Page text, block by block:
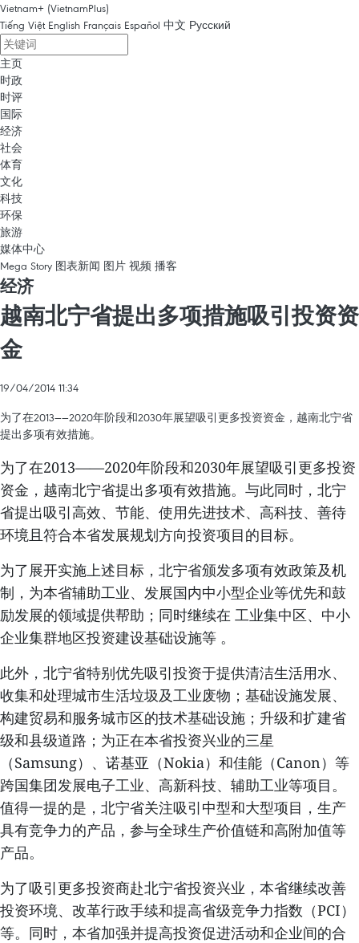
Vietnam+ (VietnamPlus)
Tiếng Việt English Français Español 中文 Русский
主页
时政
时评
国际
经济
社会
体育
文化
科技
环保
旅游
媒体中心
Mega Story 图表新闻 图片 视频 播客
经济
越南北宁省提出多项措施吸引投资资
金
19/04/2014 11:34
为了在2013——2020年阶段和2030年展望吸引更多投资资金，越南北宁省
提出多项有效措施。
为了在2013——2020年阶段和2030年展望吸引更多投资
资金，越南北宁省提出多项有效措施。与此同时，北宁
省提出吸引高效、节能、使用先进技术、高科技、善待
环境且符合本省发展规划方向投资项目的目标。
为了展开实施上述目标，北宁省颁发多项有效政策及机
制，为本省辅助工业、发展国内中小型企业等优先和鼓
励发展的领域提供帮助；同时继续在 工业集中区、中小
企业集群地区投资建设基础设施等 。
此外，北宁省特别优先吸引投资于提供清洁生活用水、
收集和处理城市生活垃圾及工业废物；基础设施发展、
构建贸易和服务城市区的技术基础设施；升级和扩建省
级和县级道路；为正在本省投资兴业的三星
（Samsung）、诺基亚（Nokia）和佳能（Canon）等
跨国集团发展电子工业、高新科技、辅助工业等项目。
值得一提的是，北宁省关注吸引中型和大型项目，生产
具有竞争力的产品，参与全球生产价值链和高附加值等
产品。
为了吸引更多投资商赴北宁省投资兴业，本省继续改善
投资环境、改革行政手续和提高省级竞争力指数（PCI）
等。同时，本省加强并提高投资促进活动和企业间的合